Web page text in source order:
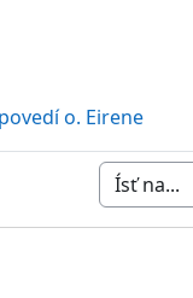
o. EireneURL